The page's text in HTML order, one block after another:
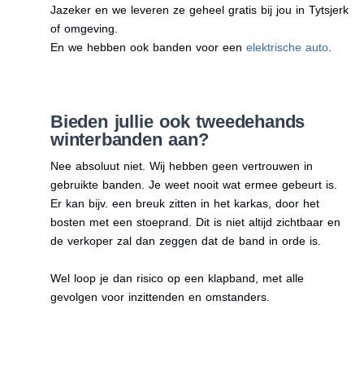
Jazeker en we leveren ze geheel gratis bij jou in Tytsjerk
of omgeving.
En we hebben ook banden voor een elektrische auto.
Bieden jullie ook tweedehands
winterbanden aan?
Nee absoluut niet. Wij hebben geen vertrouwen in
gebruikte banden. Je weet nooit wat ermee gebeurt is.
Er kan bijv. een breuk zitten in het karkas, door het
bosten met een stoeprand. Dit is niet altijd zichtbaar en
de verkoper zal dan zeggen dat de band in orde is.
Wel loop je dan risico op een klapband, met alle
gevolgen voor inzittenden en omstanders.